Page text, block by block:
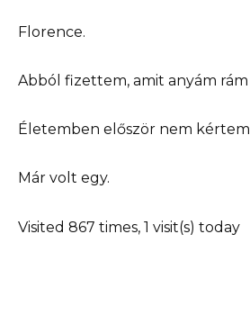
Florence.
Abból fizettem, amit anyám
Életemben először nem
Már volt egy.
Visited 867 times, 1 visit(s) today